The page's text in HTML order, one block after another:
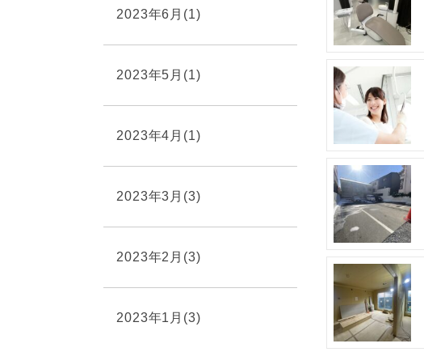
2023年6月(1)
2023年5月(1)
2023年4月(1)
2023年3月(3)
2023年2月(3)
2023年1月(3)